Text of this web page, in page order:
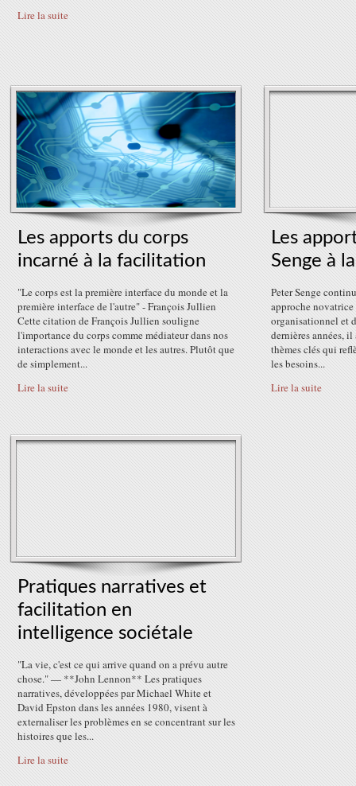
Lire la suite
Les apports du corps
incarné à la facilitation
"Le corps est la première interface du monde et la
première interface de l'autre" - François Jullien
Cette citation de François Jullien souligne
l'importance du corps comme médiateur dans nos
interactions avec le monde et les autres. Plutôt que
de simplement...
Lire la suite
Les
Senge à
Peter Senge
approche novatrice
organisationnel et
dernières années,
thèmes clés qui
les besoins...
Lire la suite
Pratiques narratives et
facilitation en
intelligence sociétale
"La vie, c'est ce qui arrive quand on a prévu autre
chose." — **John Lennon** Les pratiques
narratives, développées par Michael White et
David Epston dans les années 1980, visent à
externaliser les problèmes en se concentrant sur les
histoires que les...
Lire la suite